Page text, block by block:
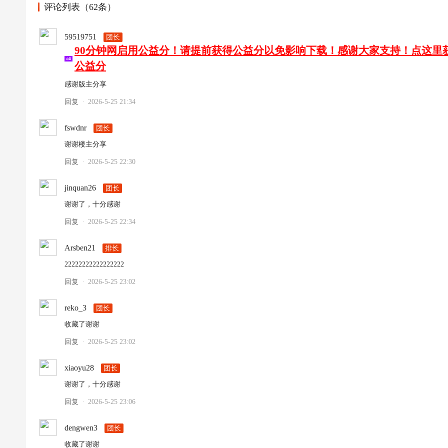
评论列表（62条）
59519751 团长
90分钟网启用公益分！请提前获得公益分以免影响下载！感谢大家支持！点这里
公益分
感谢版主分享
回复 · 2026-5-25 21:34
fswdnr 团长
谢谢楼主分享
回复 · 2026-5-25 22:30
jinquan26 团长
谢谢了，十分感谢
回复 · 2026-5-25 22:34
Arsben21 排长
22222222222222222
回复 · 2026-5-25 23:02
reko_3 团长
收藏了谢谢
回复 · 2026-5-25 23:02
xiaoyu28 团长
谢谢了，十分感谢
回复 · 2026-5-25 23:06
dengwen3 团长
收藏了谢谢